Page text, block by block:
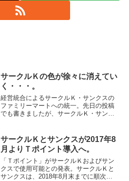
サークルＫの色が徐々に消えてい
く・・・。
経営統合によるサークルＫ・サンクスの
ファミリーマートへの統一。先日の投稿
でも書きましたが、サークルＫ・サンク
れば、当初の予定より早く2018年2月に
は全国6,000店の...
サークルＫとサンクスが2017年8
月よりＴポイント導入へ。
「Ｔポイント」がサークルＫおよびサン
クスで使用可能との発表。サークルＫと
サンクスは、2018年8月末までに順次フ